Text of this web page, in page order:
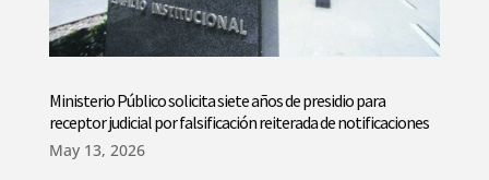
Ministerio Público solicita siete años de presidio para
receptor judicial por falsificación reiterada de notificaciones
May 13, 2026